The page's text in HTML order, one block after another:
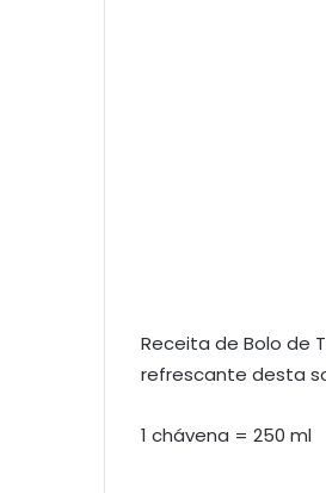
Receita de Bolo de
refrescante desta
1 chávena = 250 ml